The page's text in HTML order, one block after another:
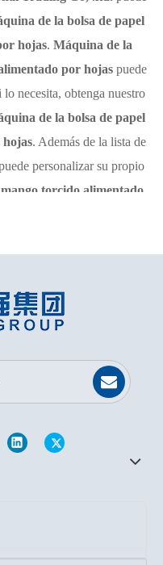
de la bolsa de papel
hojas. Máquina de la
por hojaspuede
necesita, obtenga nuestro
de la bolsa de papel
hojas. Además de la lista de
personalizar su propio
torcido alimentado